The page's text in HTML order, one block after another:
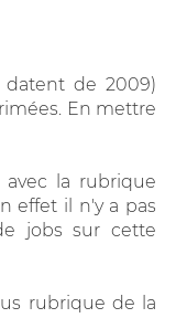
de 2009)
En mettre
la rubrique
effet il n'y a pas
jobs sur cette
rubrique de la